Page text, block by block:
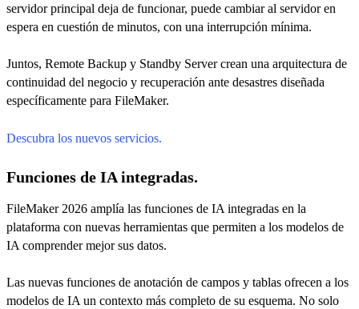
servidor principal deja de funcionar, puede cambiar al servidor en
espera en cuestión de minutos, con una interrupción mínima.
Juntos, Remote Backup y Standby Server crean una arquitectura de
continuidad del negocio y recuperación ante desastres diseñada
específicamente para FileMaker.
Descubra los nuevos servicios.
Funciones de IA integradas.
FileMaker 2026 amplía las funciones de IA integradas en la
plataforma con nuevas herramientas que permiten a los modelos de
IA comprender mejor sus datos.
Las nuevas funciones de anotación de campos y tablas ofrecen a los
modelos de IA un contexto más completo de su esquema. No solo